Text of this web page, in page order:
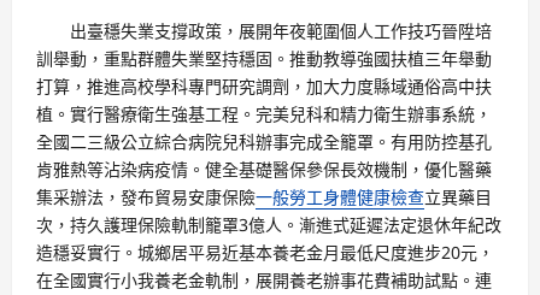
出臺穩失業支撐政策，展開年夜範圍個人工作技巧晉陞培
訓舉動，重點群體失業堅持穩固。推動教導強國扶植三年舉動
打算，推進高校學科專門研究調劑，加大力度縣域通俗高中扶
植。實行醫療衛生強基工程。完美兒科和精力衛生辦事系統，
全國二三級公立綜合病院兒科辦事完成全籠罩。有用防控基孔
肯雅熱等沾染病疫情。健全基礎醫保參保長效機制，優化醫藥
集采辦法，發布貿易安康保險一般勞工身體健康檢查立異藥目
次，持久護理保險軌制籠罩3億人。漸進式延遲法定退休年紀改
造穩妥實行。城鄉居平易近基本養老金月最低尺度進步20元，
在全國實行小我養老金軌制，展開養老辦事花費補助試點。連